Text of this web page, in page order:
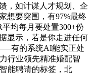
，如计谋人才规划、企
想要突围，有97%最终
均每月要处置300+份
显示，若是你走进任何
有的系统AI能实正处
行业领先精准婚配智
能聘请的标签，北